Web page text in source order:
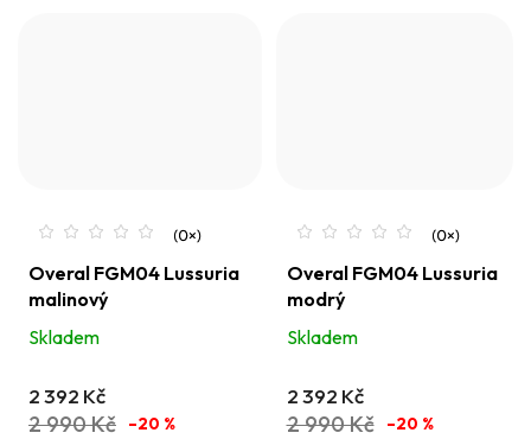
Overal FGM04 Lussuria
malinový
Skladem
2 392 Kč
2 990 Kč –20 %
Overal FGM04 Lussuria
modrý
Skladem
2 392 Kč
2 990 Kč –20 %